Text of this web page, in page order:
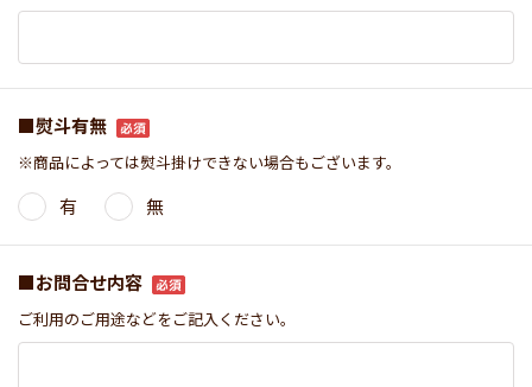
■熨斗有無
※商品によっては熨斗掛けできない場合もございます。
有 無
■お問合せ内容
ご利用のご用途などをご記入ください。